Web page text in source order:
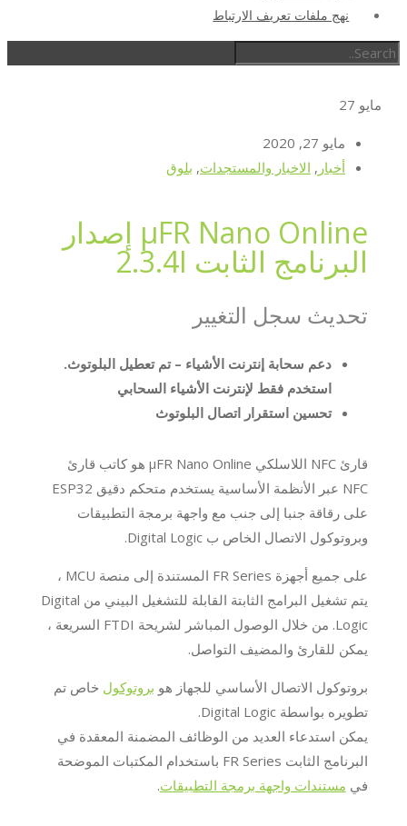
نهج ملفات تعريف الارتباط
مايو 27
مايو 27, 2020
أخبار , الاخبار والمستجدات, بلوق
μFR Nano Online إصدار
البرنامج الثابت 2.3.4I
تحديث سجل التغيير
دعم سحابة إنترنت الأشياء – تم تعطيل البلوتوث.
استخدم فقط لإنترنت الأشياء السحابي
تحسين استقرار اتصال البلوتوث
قارئ NFC اللاسلكي μFR Nano Online هو كاتب قارئ
NFC عبر الأنظمة الأساسية يستخدم متحكم دقيق ESP32
على رقاقة جنبا إلى جنب مع واجهة برمجة التطبيقات
وبروتوكول الاتصال الخاص ب Digital Logic.
على جميع أجهزة FR Series المستندة إلى منصة MCU ،
يتم تشغيل البرامج الثابتة القابلة للتشغيل البيني من Digital
Logic. من خلال الوصول المباشر لشريحة FTDI السريعة ،
يمكن للقارئ والمضيف التواصل.
بروتوكول الاتصال الأساسي للجهاز هو بروتوكول خاص تم
تطويره بواسطة Digital Logic.
يمكن استدعاء العديد من الوظائف المضمنة المعقدة في
البرنامج الثابت FR Series باستخدام المكتبات الموضحة
في مستندات واجهة برمجة التطبيقات.